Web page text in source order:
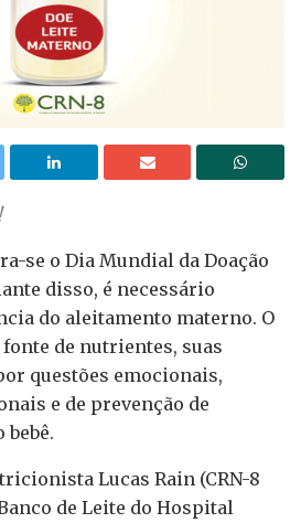
se o Dia Mundial da Doação
disso, é necessário
do aleitamento materno. O
de nutrientes, suas
questões emocionais,
e de prevenção de
bebê.
Lucas Rain (CRN-8
de Leite do Hospital